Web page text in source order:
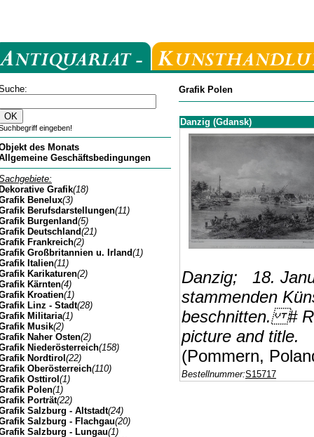
eingeben!
des Monats
Geschäftsbedingungen
Grafik(18)
Benelux(3)
Berufsdarstellungen(11)
Burgenland(5)
Deutschland(21)
Frankreich(2)
Großbritannien u. Irland(1)
Italien(11)
Karikaturen(2)
Kärnten(4)
Kroatien(1)
Linz - Stadt(28)
Militaria(1)
Musik(2)
Naher Osten(2)
Niederösterreich(158)
Nordtirol (22)
Oberösterreich(110)
Osttirol (1)
Polen(1)
Porträt(22)
Salzburg - Altstadt(24)
Salzburg - Flachgau(20)
Salzburg - Lungau(1)
Grafik Polen
Danzig (Gdansk)
Danzig; 18.
stammenden
beschnitten. #
picture and title.
(Pommern,
Bestellnummer:S15717